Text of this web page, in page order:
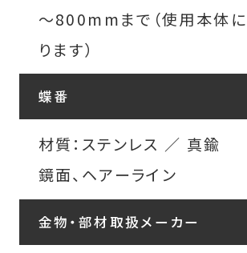
～800mmまで（使用本体
ります）
蝶番
材質：ステンレス ／ 真鍮
鏡面、ヘアーライン
金物・部材取扱メーカー